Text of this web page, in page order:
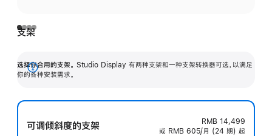
支架
选择你合用的支架。 Studio Display 有两种支架和一种支架转换器可选，以满足
你的各种安装需求。
展
可调倾斜度的支架
RMB 14,499
或 RMB 605/月 (24 期) 起